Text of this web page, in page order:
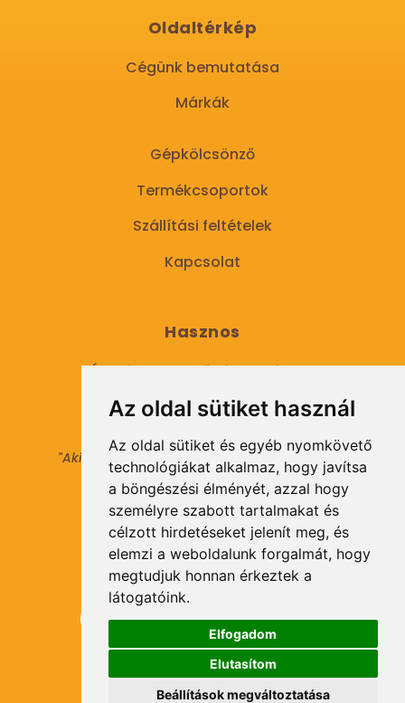
Az oldal sütiket használ
Az oldal sütiket és egyéb nyomkövető
technológiákat alkalmaz, hogy javítsa
a böngészési élményét, azzal hogy
személyre szabott tartalmakat és
célzott hirdetéseket jelenít meg, és
elemzi a weboldalunk forgalmát, hogy
megtudjuk honnan érkeztek a
látogatóink.
Elfogadom
Elutasítom
Beállítások megváltoztatása
Oldaltérkép
Cégünk bemutatása
Márkák
Gépkölcsönző
Termékcsoportok
Szállítási feltételek
Kapcsolat
Hasznos
Általános Szerződési Feltételek
Adatkezelési tájékoztató
"Aki másokat nem tesz gazdaggá, maga sem
válhat azzá."
© 2021 Minden jog fenntartva.
Hírlevél Feliratkozás
Feliratkozás